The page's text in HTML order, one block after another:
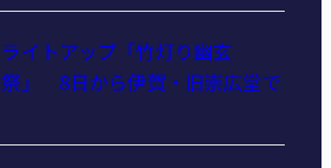
ライトアップ「竹灯り幽玄
祭」 8日から伊賀・旧崇広堂で